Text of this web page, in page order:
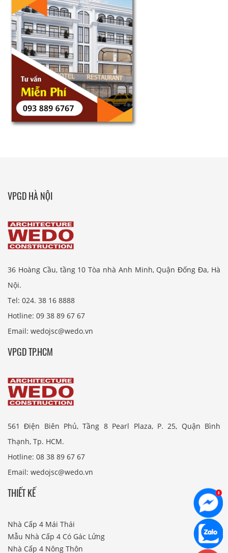
VPGD HÀ NỘI
36 Hoàng Cầu, tầng 10 Tòa nhà Anh Minh, Quận Đống Đa, Hà
Nội.
Tel: 024. 38 16 8888
Hotline: 09 38 89 67 67
Email: wedojsc@wedo.vn
VPGD TP.HCM
561 Điện Biên Phủ, Tầng 8 Pearl Plaza, P. 25, Quận Bình
Thạnh, Tp. HCM.
Hotline: 08 38 89 67 67
Email: wedojsc@wedo.vn
THIẾT KẾ
Nhà Cấp 4 Mái Thái
Mẫu Nhà Cấp 4 Có Gác Lửng
Nhà Cấp 4 Nông Thôn